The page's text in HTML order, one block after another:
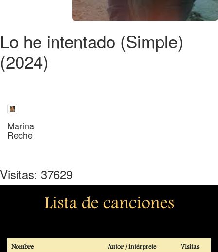
Lo he intentado (Simple)
(2024)
Marina
Reche
Visitas: 37629
Lista de canciones
Nombre Autor / intérprete Visitas